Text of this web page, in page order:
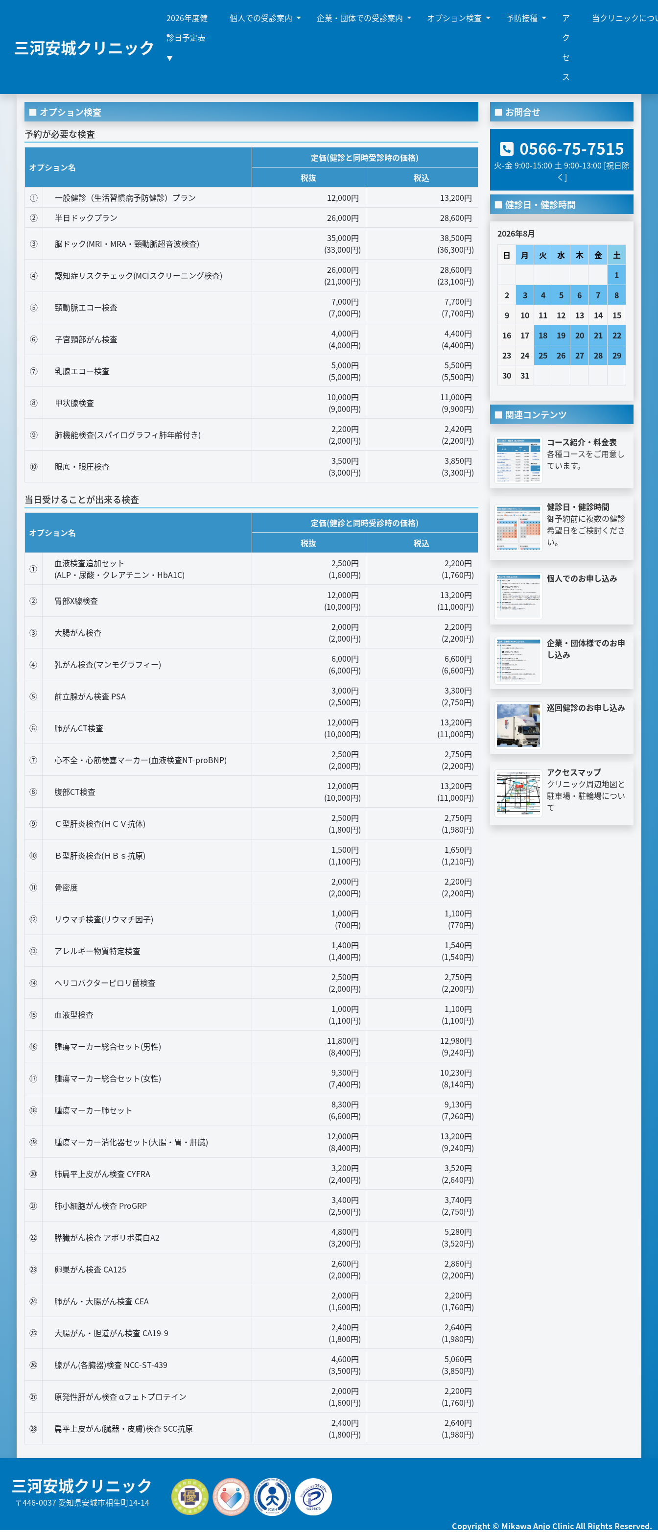
三河安城クリニック
2026年度健
診日予定表
▼
個人での受診案内 企業・団体での受診案内 オプション検査 予防接種
ア
ク
セ
ス
当クリニックに
オプション検査
予約が必要な検査
オプション名
定価(健診と同時受診時の価格)
税抜
税込
①
一般健診（生活習慣病予防健診）プラン 12,000円
13,200円
②
半日ドックプラン 26,000円 28,600円
③ 脳ドック(MRI・MRA・頸動脈超音波検査)
35,000円
(33,000円)
38,500円
(36,300円)
④ 認知症リスクチェック(MCIスクリーニング検査)
26,000円
(21,000円)
28,600円
(23,100円)
⑤ 頸動脈エコー検査
7,000円
(7,000円)
7,700円
(7,700円)
⑥ 子宮頸部がん検査
4,000円
(4,000円)
4,400円
(4,400円)
⑦ 乳腺エコー検査
5,000円
(5,000円)
5,500円
(5,500円)
⑧ 甲状腺検査
10,000円
(9,000円)
11,000円
(9,900円)
⑨ 肺機能検査(スパイログラフィ肺年齢付き)
2,200円
(2,000円)
2,420円
(2,200円)
⑩ 眼底・眼圧検査
3,500円
(3,000円)
3,850円
(3,300円)
当日受けることが出来る検査
オプション名
定価(健診と同時受診時の価格)
税抜
税込
①
血液検査追加セット
(ALP・尿酸・クレアチニン・HbA1C)
2,500円
(1,600円)
2,200円
(1,760円)
② 胃部X線検査
12,000円
(10,000円)
13,200円
(11,000円)
③ 大腸がん検査
2,000円
(2,000円)
2,200円
(2,200円)
④ 乳がん検査(マンモグラフィー)
6,000円
(6,000円)
6,600円
(6,600円)
⑤ 前立腺がん検査 PSA
3,000円
(2,500円)
3,300円
(2,750円)
⑥ 肺がんCT検査
12,000円
(10,000円)
13,200円
(11,000円)
⑦ 心不全・心筋梗塞マーカー(血液検査NT-proBNP)
2,500円
(2,000円)
2,750円
(2,200円)
⑧ 腹部CT検査
12,000円
(10,000円)
13,200円
(11,000円)
⑨ Ｃ型肝炎検査(ＨＣＶ抗体)
2,500円
(1,800円)
2,750円
(1,980円)
⑩ Ｂ型肝炎検査(ＨＢｓ抗原)
1,500円
(1,100円)
1,650円
(1,210円)
⑪ 骨密度
2,000円
(2,000円)
2,200円
(2,200円)
⑫ リウマチ検査(リウマチ因子)
1,000円
(700円)
1,100円
(770円)
⑬ アレルギー物質特定検査
1,400円
(1,400円)
1,540円
(1,540円)
⑭ ヘリコバクターピロリ菌検査
2,500円
(2,000円)
2,750円
(2,200円)
⑮ 血液型検査
1,000円
(1,100円)
1,100円
(1,100円)
⑯ 腫瘍マーカー総合セット(男性)
11,800円
(8,400円)
12,980円
(9,240円)
⑰ 腫瘍マーカー総合セット(女性)
9,300円
(7,400円)
10,230円
(8,140円)
⑱ 腫瘍マーカー肺セット
8,300円
(6,600円)
9,130円
(7,260円)
⑲ 腫瘍マーカー消化器セット(大腸・胃・肝臓)
12,000円
(8,400円)
13,200円
(9,240円)
⑳ 肺扁平上皮がん検査 CYFRA
3,200円
(2,400円)
3,520円
(2,640円)
㉑ 肺小細胞がん検査 ProGRP
3,400円
(2,500円)
3,740円
(2,750円)
㉒ 膵臓がん検査 アポリポ蛋白A2
4,800円
(3,200円)
5,280円
(3,520円)
㉓ 卵巣がん検査 CA125
2,600円
(2,000円)
2,860円
(2,200円)
㉔ 肺がん・大腸がん検査 CEA
2,000円
(1,600円)
2,200円
(1,760円)
㉕ 大腸がん・胆道がん検査 CA19-9
2,400円
(1,800円)
2,640円
(1,980円)
㉖ 腺がん(各臓器)検査 NCC-ST-439
4,600円
(3,500円)
5,060円
(3,850円)
㉗ 原発性肝がん検査 αフェトプロテイン
2,000円
(1,600円)
2,200円
(1,760円)
㉘ 扁平上皮がん(臓器・皮膚)検査 SCC抗原
2,400円
(1,800円)
2,640円
(1,980円)
お問合せ
0566-75-7515
火-金 9:00-15:00 土 9:00-13:00 [祝日除
く]
健診日・健診時間
2026年8月
日
月 火 水 木 金
土
1
2
3 4 5 6 7
8
9
10 11 12 13 14
15
16
17 18 19 20 21
22
23
24 25 26 27 28
29
30
31
関連コンテンツ
コース紹介・料金表
各種コースをご用意し
ています。
健診日・健診時間
御予約前に複数の健診
希望日をご検討くださ
い。
個人でのお申し込み
企業・団体様でのお申
し込み
巡回健診のお申し込み
アクセスマップ
クリニック周辺地図と
駐車場・駐輪場につい
て
三河安城クリニック
〒446-0037 愛知県安城市相生町14-14
Copyright © Mikawa Anjo Clinic All Rights Reserved.